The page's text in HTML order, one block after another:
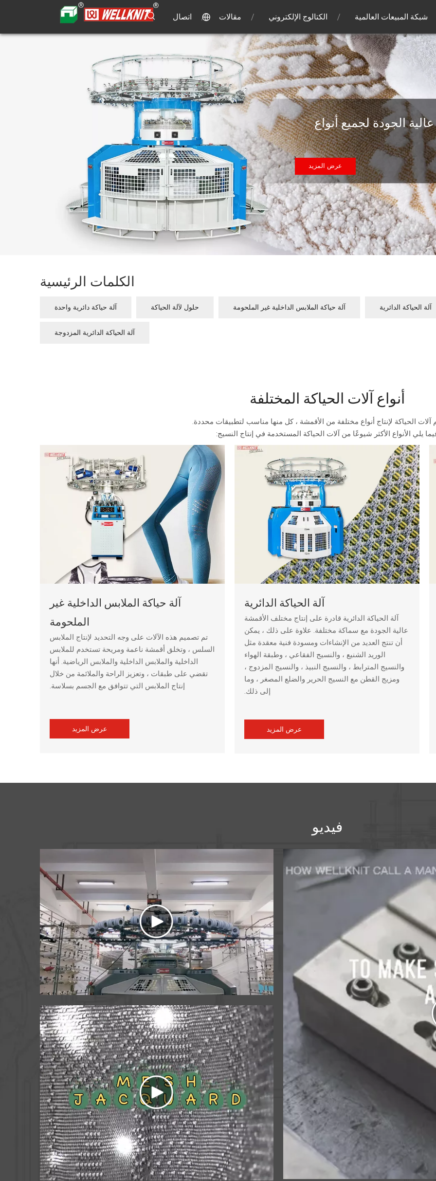
شبكة المبيعات العالمية الكتالوج الإلكتروني مقالات اتصال
الجودة لجميع أنواع
عرض المزيد
الكلمات الرئيسية
آلة الحياكة الدائرية آلة حياكة الملابس الداخلية غير الملحومة حلول لآلة الحياكة آلة حياكة دائرية واحدة
آلة الحياكة الدائرية المزدوجة
أنواع آلات الحياكة المختلفة
آلات الحياكة لإنتاج أنواع مختلفة من الأقمشة ، كل منها مناسب لتطبيقات محددة.
يلي الأنواع الأكثر شيوعًا من آلات الحياكة المستخدمة في إنتاج النسيج:
آلة الحياكة الدائرية
آلة الحياكة الدائرية قادرة على إنتاج مختلف الأقمشة
عالية الجودة مع سماكة مختلفة. علاوة على ذلك ، يمكن
أن تنتج العديد من الإنشاءات ومسودة فنية معقدة مثل
الوريد الشنيع ، والنسيج الفقاعي ، وطبقة الهواء
والنسيج المترابط ، والنسيج النبيذ ، والنسيج المزدوج ،
ومزيج القطن مع النسيج الحرير والضلع المصغر ، وما
إلى ذلك.
عرض المزيد
آلة حياكة الملابس الداخلية غير
الملحومة
تم تصميم هذه الآلات على وجه التحديد لإنتاج الملابس
السلس ، وتخلق أقمشة ناعمة ومريحة تستخدم للملابس
الداخلية والملابس الداخلية والملابس الرياضية. أنها
تقضي على طبقات ، وتعزيز الراحة والملائمة من خلال
إنتاج الملابس التي تتوافق مع الجسم بسلاسة.
عرض المزيد
فيديو